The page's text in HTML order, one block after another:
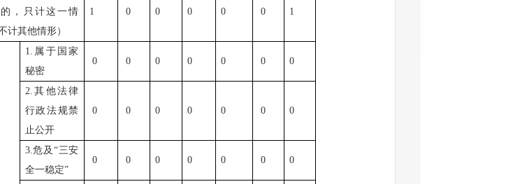
，只计这一情
计其他情形）
1 0 0 0 0 0 1
1. 属于国家
秘密
0 0 0 0 0 0 0
2. 其他法律
行政法规禁
止公开
0 0 0 0 0 0 0
3.危及“三安
全一稳定”
0 0 0 0 0 0 0